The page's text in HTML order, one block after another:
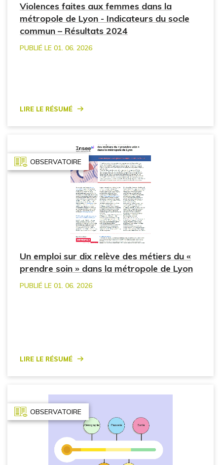
Violences faites aux femmes dans la
métropole de Lyon - Indicateurs du socle
commun – Résultats 2024
PUBLIÉ LE 01. 06. 2026
Lire le résumé
OBSERVATOIRE
Un emploi sur dix relève des métiers du «
prendre soin » dans la métropole de Lyon
PUBLIÉ LE 01. 06. 2026
Lire le résumé
OBSERVATOIRE